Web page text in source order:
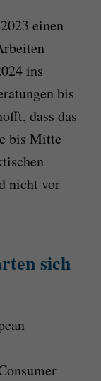
einen
ins
bis
dass das
bis Mitte
nicht vor
sich